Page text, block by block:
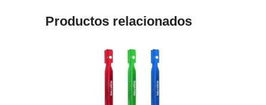
Productos relacionados